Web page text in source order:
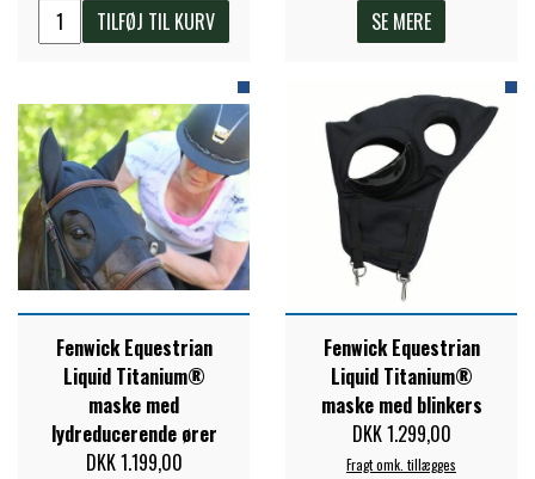
TILFØJ TIL KURV SE MERE
Fenwick Equestrian
Liquid Titanium®
maske med
lydreducerende ører
DKK 1.199,00
Fenwick Equestrian
Liquid Titanium®
maske med blinkers
DKK 1.299,00
Fragt omk. tillægges